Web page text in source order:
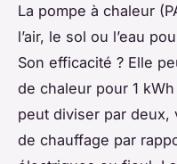
La pompe à chaleur
l’air, le sol ou l’eau
Son efficacité ? Elle
de chaleur pour 1
peut diviser par deux,
de chauffage par